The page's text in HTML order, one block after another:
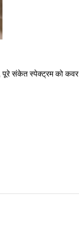
स्पेक्ट्रम को कवर